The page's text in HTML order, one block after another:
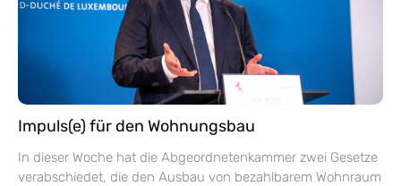
Impuls(e) für den Wohnungsbau
In dieser Woche hat die Abgeordnetenkammer zwei Gesetze
verabschiedet, die den Ausbau von bezahlbarem Wohnraum